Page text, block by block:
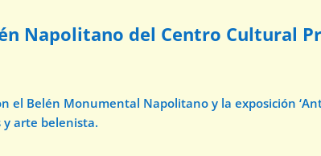
Napolitano del Centro Cultural
el Belén Monumental Napolitano y la exposición
arte belenista.